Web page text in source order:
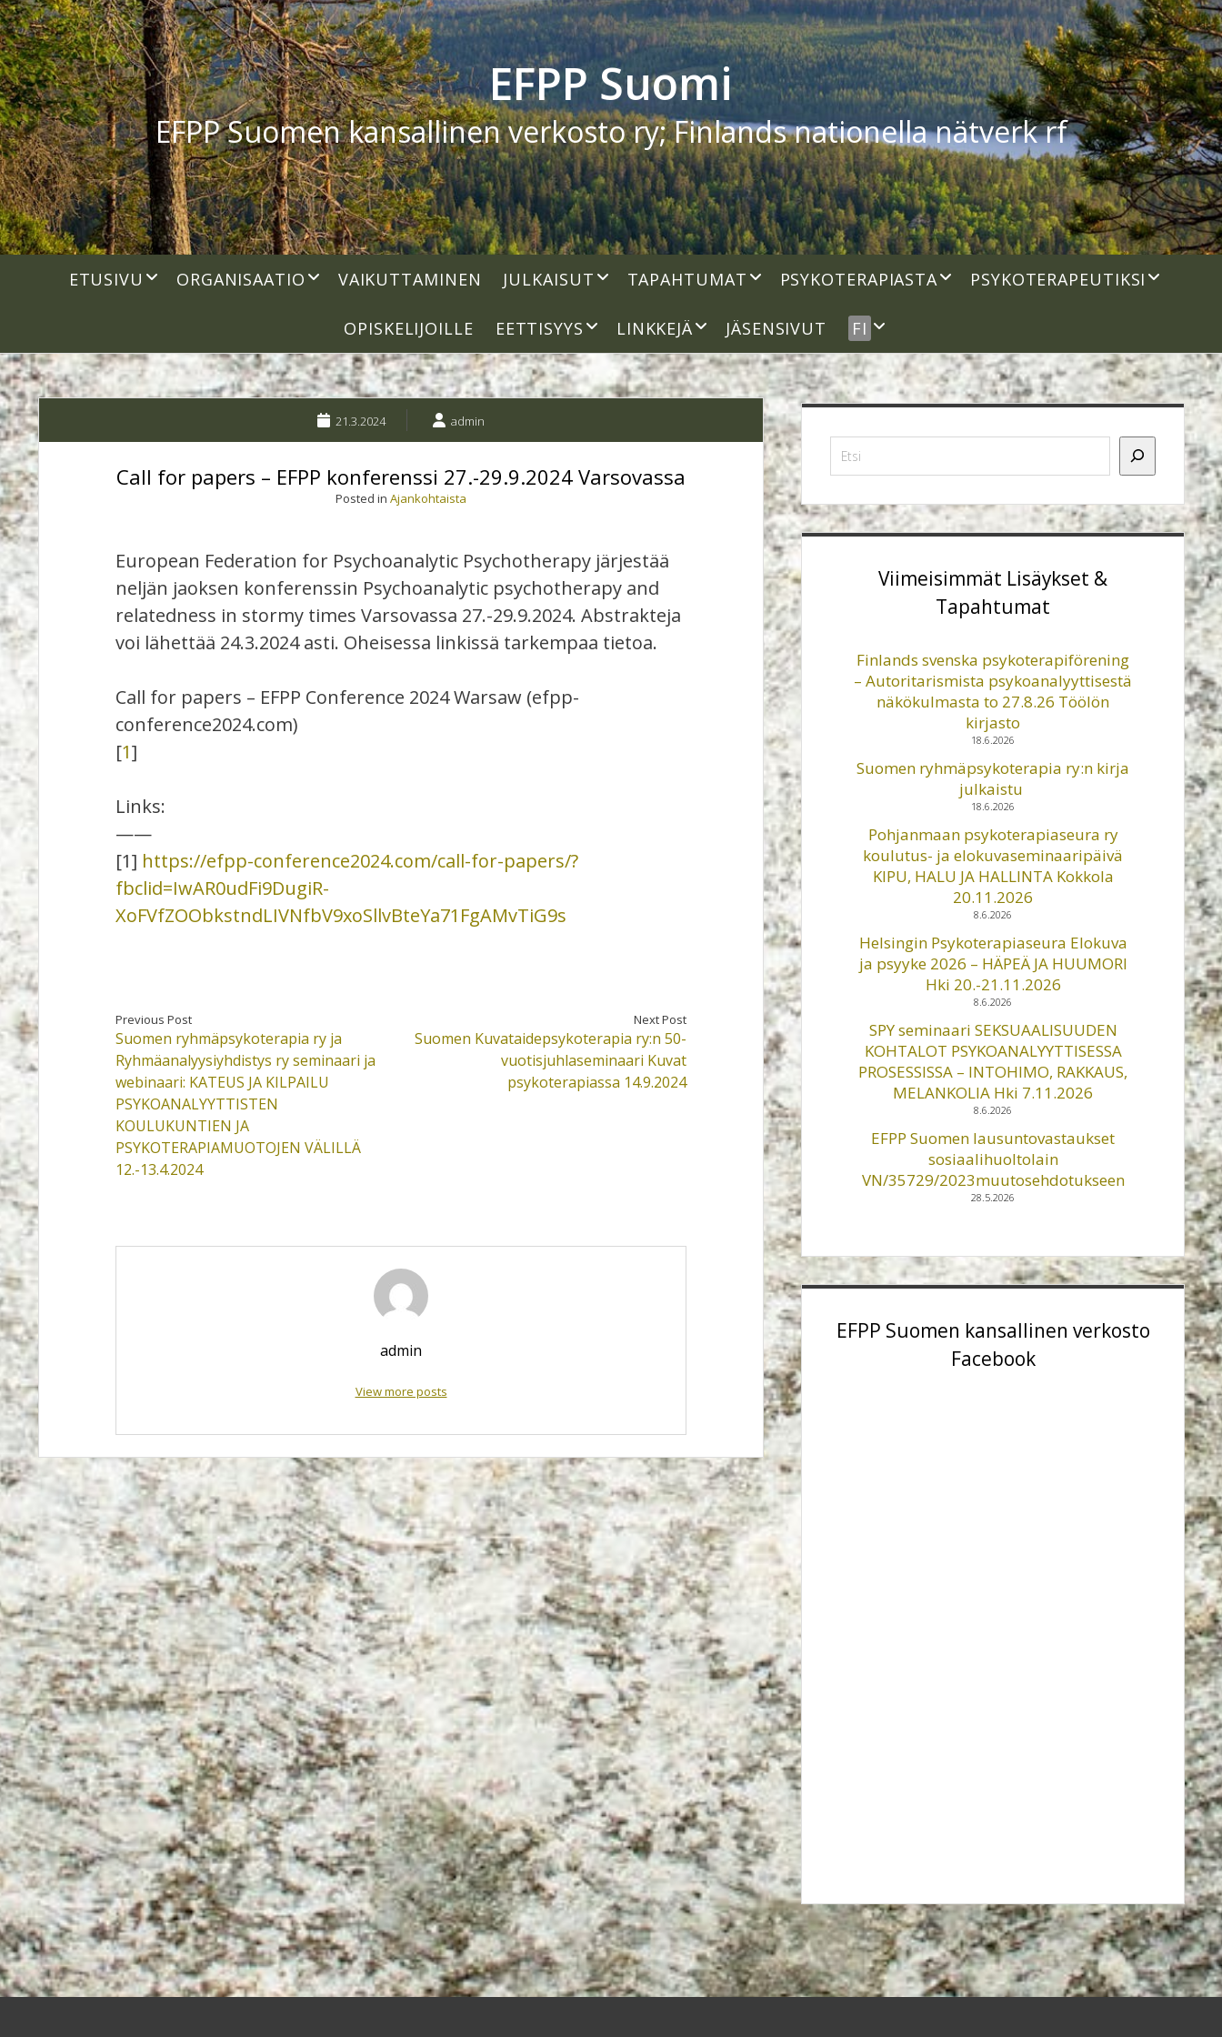
EFPP Suomi
EFPP Suomen kansallinen verkosto ry; Finlands nationella nätverk rf
ETUSIVU open
dropdown
ORGANISAATIO open
dropdown
VAIKUTTAMINEN JULKAISUT open
dropdownTAPAHTUMAT open
dropdown
PSYKOTERAPIASTAopen
dropdown
PSYKOTERAPEUTIKSI open
OPISKELIJOILLE EETTISYYS open
dropdown
menu
LINKKEJÄ open
dropdown
menu
JÄSENSIVUT FI open
menu
21.3.2024 admin
Call for papers – EFPP konferenssi 27.-29.9.2024 Varsovassa
Posted in Ajankohtaista
European Federation for Psychoanalytic Psychotherapy järjestää
neljän jaoksen konferenssin Psychoanalytic psychotherapy and
relatedness in stormy times Varsovassa 27.-29.9.2024. Abstrakteja
voi lähettää 24.3.2024 asti. Oheisessa linkissä tarkempaa tietoa.
Call for papers – EFPP Conference 2024 Warsaw (efpp-
conference2024.com)
[1]
Links:
——
[1] https://efpp-conference2024.com/call-for-papers/?
fbclid=IwAR0udFi9DugiR-
XoFVfZOObkstndLIVNfbV9xoSllvBteYa71FgAMvTiG9s
Previous Post
Suomen ryhmäpsykoterapia ry ja
Ryhmäanalyysiyhdistys ry seminaari ja
webinaari: KATEUS JA KILPAILU
PSYKOANALYYTTISTEN
KOULUKUNTIEN JA
PSYKOTERAPIAMUOTOJEN VÄLILLÄ
12.-13.4.2024
Next Post
Suomen Kuvataidepsykoterapia ry:n 50-
vuotisjuhlaseminaari Kuvat
psykoterapiassa 14.9.2024
admin
View more posts
Sidebar
Viimeisimmät Lisäykset &
Tapahtumat
Finlands svenska psykoterapiförening
– Autoritarismista psykoanalyyttisestä
näkökulmasta to 27.8.26 Töölön
kirjasto
18.6.2026
Suomen ryhmäpsykoterapia ry:n kirja
julkaistu
18.6.2026
Pohjanmaan psykoterapiaseura ry
koulutus- ja elokuvaseminaaripäivä
KIPU, HALU JA HALLINTA Kokkola
20.11.2026
8.6.2026
Helsingin Psykoterapiaseura Elokuva
ja psyyke 2026 – HÄPEÄ JA HUUMORI
Hki 20.-21.11.2026
8.6.2026
SPY seminaari SEKSUAALISUUDEN
KOHTALOT PSYKOANALYYTTISESSA
PROSESSISSA – INTOHIMO, RAKKAUS,
MELANKOLIA Hki 7.11.2026
8.6.2026
EFPP Suomen lausuntovastaukset
sosiaalihuoltolain
VN/35729/2023muutosehdotukseen
28.5.2026
EFPP Suomen kansallinen verkosto
Facebook